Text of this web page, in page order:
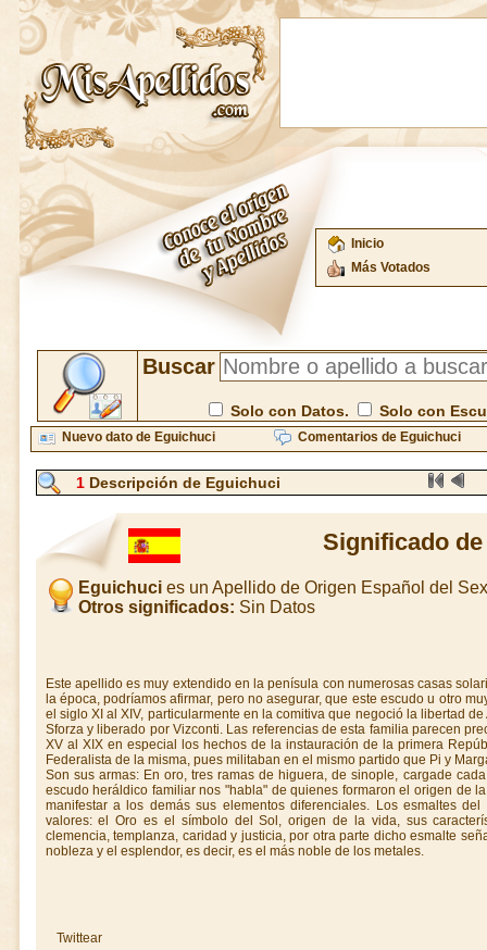
Inicio
Más Votados
Buscar
Solo con Datos. Solo con
Nuevo dato de Eguichuci Comentarios de Eguichuci
1 Descripción de Eguichuci
Significado
Eguichucies un Apellido de Origen Español del
Otros significados: Sin Datos
Este apellido es muy extendido en la penísula con numerosas casas
la época, podríamos afirmar, pero no asegurar, que este escudo u otro
el siglo XI al XIV, particularmente en la comitiva que negoció la libertad
Sforza y liberado por Vizconti. Las referencias de esta familia parecen
XV al XIX en especial los hechos de la instauración de la primera
Federalista de la misma, pues militaban en el mismo partido que Pi y
Son sus armas: En oro, tres ramas de higuera, de sinople, cargade
escudo heráldico familiar nos "habla" de quienes formaron el origen de
manifestar a los demás sus elementos diferenciales. Los esmaltes
valores: el Oro es el símbolo del Sol, origen de la vida, sus
clemencia, templanza, caridad y justicia, por otra parte dicho esmalte
nobleza y el esplendor, es decir, es el más noble de los metales.
Twittear